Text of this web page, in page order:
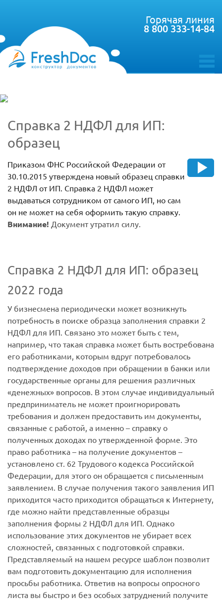
toggle
Горячая линия
8 800 333-14-84
Справка 2 НДФЛ для ИП:
образец
Приказом ФНС Российской Федерации от
30.10.2015 утверждена новый образец справки
2 НДФЛ от ИП. Справка 2 НДФЛ может
выдаваться сотрудником от самого ИП, но сам
он не может на себя оформить такую справку.
Внимание! Документ утратил силу.
Справка 2 НДФЛ для ИП: образец
2022 года
У бизнесмена периодически может возникнуть
потребность в поиске образца заполнения справки 2
НДФЛ для ИП. Связано это может быть с тем,
например, что такая справка может быть востребована
его работниками, которым вдруг потребовалось
подтверждение доходов при обращении в банки или
государственные органы для решения различных
«денежных» вопросов. В этом случае индивидуальный
предприниматель не может проигнорировать
требования и должен предоставить им документы,
связанные с работой, а именно – справку о
полученных доходах по утвержденной форме. Это
право работника – на получение документов –
установлено ст. 62 Трудового кодекса Российской
Федерации, для этого он обращается с письменным
заявлением. В случае получения такого заявления ИП
приходится часто приходится обращаться к Интернету,
где можно найти представленные образцы
заполнения формы 2 НДФЛ для ИП. Однако
использование этих документов не убирает всех
сложностей, связанных с подготовкой справки.
Представляемый на нашем ресурсе шаблон позволит
вам подготовить документацию для исполнения
просьбы работника. Ответив на вопросы опросного
листа вы быстро и без особых затруднений получите